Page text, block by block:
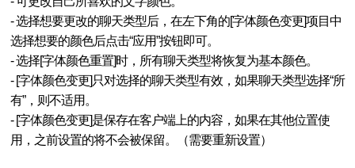
- 选择想要更改的聊天类型后，在左下角的[字体颜色变更]项目中
选择想要的颜色后点击“应用”按钮即可。
- 选择[字体颜色重置]时，所有聊天类型将恢复为基本颜色。
- [字体颜色变更]只对选择的聊天类型有效，如果聊天类型选择“所
有”，则不适用。
- [字体颜色变更]是保存在客户端上的内容，如果在其他位置使
用，之前设置的将不会被保留。（需要重新设置）